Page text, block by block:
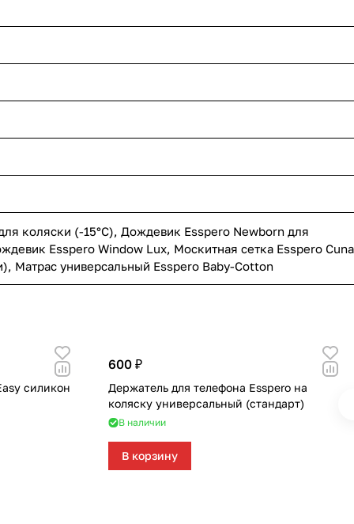
коляски (-15°С), Дождевик Esspero Newborn для
Esspero Window Lux, Москитная сетка Esspero Cuna
, Матрас универсальный Esspero Baby-Cotton
силикон
600 ₽
Держатель для телефона Esspero на
коляску универсальный (стандарт)
В наличии
В корзину